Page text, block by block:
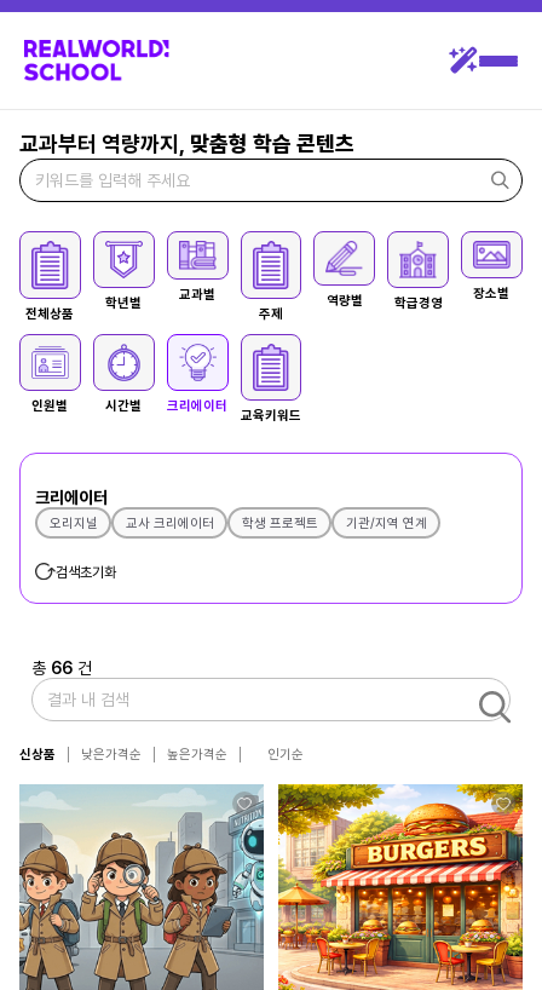
교과부터 역량까지, 맞춤형 학습 콘텐츠
전체상품
학년별
교과별
주제
역량별 학급경영
장소별
인원별 시간별 크리에이터
교육키워드
크리에이터
오리지널 교사 크리에이터 학생 프로젝트 기관/지역 연계
검색초기화
총 66 건
신상품 낮은가격순 높은가격순 인기순